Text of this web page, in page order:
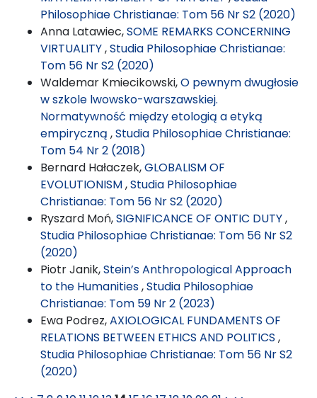
Philosophiae Christianae: Tom 56 Nr S2 (2020)
Anna Latawiec,SOME REMARKS CONCERNING
VIRTUALITY,Studia Philosophiae Christianae:
Tom 56 Nr S2 (2020)
Waldemar Kmiecikowski,O pewnym dwugłosie
w szkole lwowsko-warszawskiej.
Normatywność między etologią a etyką
empiryczną ,Studia Philosophiae Christianae:
Tom 54 Nr 2 (2018)
Bernard Hałaczek,GLOBALISM OF
EVOLUTIONISM,Studia Philosophiae
Christianae: Tom 56 Nr S2 (2020)
Ryszard Moń,SIGNIFICANCE OF ONTIC DUTY,
Studia Philosophiae Christianae: Tom 56 Nr S2
(2020)
Piotr Janik,Stein’s Anthropological Approach
to the Humanities,Studia Philosophiae
Christianae: Tom 59 Nr 2 (2023)
Ewa Podrez,AXIOLOGICAL FUNDAMENTS OF
RELATIONS BETWEEN ETHICS AND POLITICS ,
Studia Philosophiae Christianae: Tom 56 Nr S2
(2020)